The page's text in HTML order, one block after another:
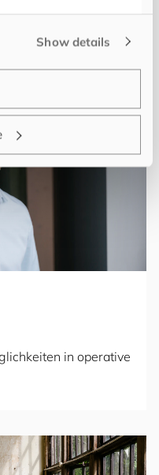
Show details
in operative